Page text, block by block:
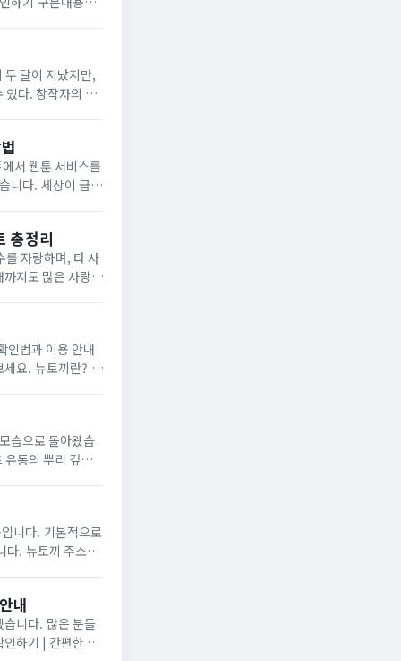
두 달이 지났지만,
있다. 창작자의 권
서 웹툰 서비스를
급변
총정리
자랑하며, 타 사
지도 많은 사랑을
인법과 이용 안내
? 뉴
습으로 돌아왔습
유통의 뿌리 깊은
적으로
는
내
은 분들